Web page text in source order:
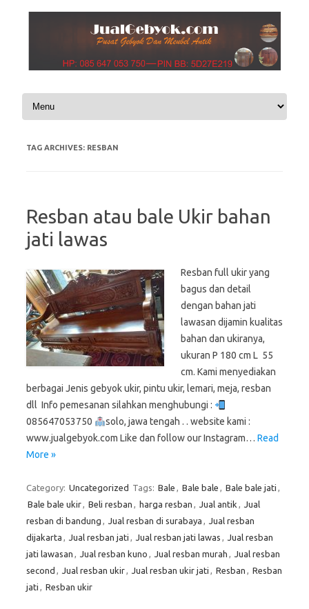
Skip to content
TAG ARCHIVES: RESBAN
Resban atau bale Ukir bahan
jati lawas
Resban full ukir yang
bagus dan detail
dengan bahan jati
lawasan dijamin kualitas
bahan dan ukiranya,
ukuran P 180 cm L 55
cm. Kami menyediakan
berbagai Jenis gebyok ukir, pintu ukir, lemari, meja, resban
dll Info pemesanan silahkan menghubungi :
085647053750
solo, jawa tengah . . website kami :
www.jualgebyok.com Like dan follow our Instagram… Read
More »
Category: Uncategorized Tags: Bale , Bale bale , Bale bale jati ,
Bale bale ukir, Beli resban , harga resban , Jual antik , Jual
resban di bandung , Jual resban di surabaya , Jual resban
dijakarta , Jual resban jati , Jual resban jati lawas , Jual resban
jati lawasan , Jual resban kuno , Jual resban murah , Jual resban
second , Jual resban ukir, Jual resban ukir jati , Resban , Resban
jati , Resban ukir